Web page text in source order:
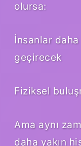
olursa:
İnsanlar
geçirecek
Fiziksel
Ama aynı
daha yakın